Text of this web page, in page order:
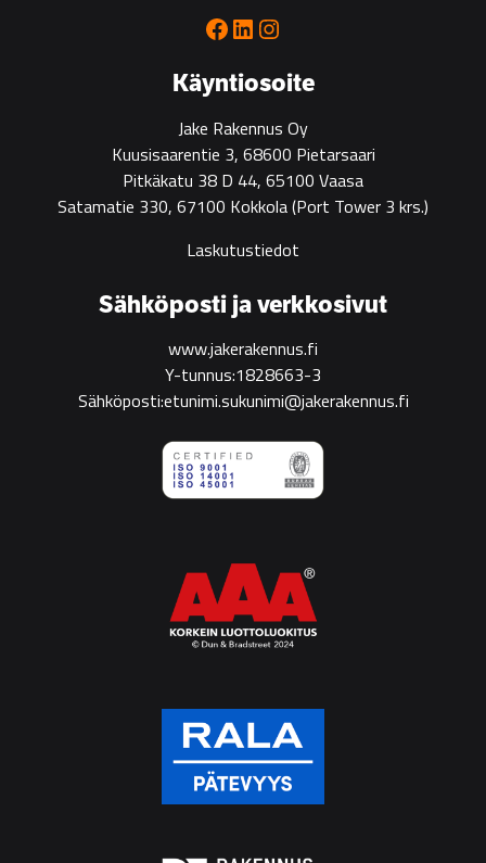
Käyntiosoite
Jake Rakennus Oy
Kuusisaarentie 3, 68600 Pietarsaari
Pitkäkatu 38 D 44, 65100 Vaasa
Satamatie 330, 67100 Kokkola(Port Tower 3 krs.)
Laskutustiedot
Facebook
LinkedIn
Instagram
Sähköposti ja verkkosivut
www.jakerakennus.fi
Y-tunnus:1828663-3
Sähköposti:etunimi.sukunimi@jakerakennus.fi